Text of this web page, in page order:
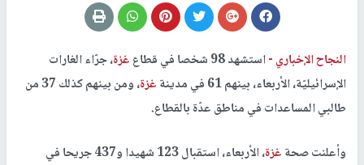
النجاح الإخباري -استشهد 98 شخصا في قطاع غزة، جرّاء الغارات
الإسرائيليّة، الأربعاء، بينهم 61 في مدينة
غزة
، ومن بينهم كذلك 37 من
طالبي المساعدات في مناطق عدّة بالقطاع.
وأعلنت صحةغزة
، الأربعاء، استقبال 123 شهيدا و437 جريحا في